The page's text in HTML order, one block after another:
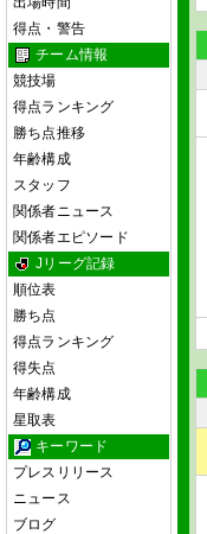
得点・警告
チーム情報
競技場
得点ランキング
勝ち点推移
年齢構成
スタッフ
関係者ニュース
関係者エピソード
Jリーグ記録
順位表
勝ち点
得点ランキング
得失点
年齢構成
星取表
キーワード
プレスリリース
ニュース
ブログ